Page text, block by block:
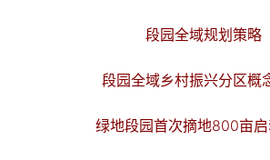
段园全域规划策略
段园全域乡村振兴分区概
绿地段园首次摘地800亩